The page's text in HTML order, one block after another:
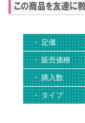
・ 定価
・ 販売価格
・ 購入数
・ タイプ